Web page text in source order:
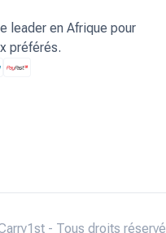
leader en Afrique pour
préférés.
- Tous droits